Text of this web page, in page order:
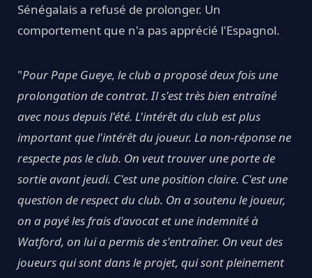
Sénégalais a refusé de prolonger. Un
comportement que n'a pas apprécié l'Espagnol.
"Pour Pape Gueye, le club a proposé deux fois une
prolongation de contrat. Il s'est très bien entraîné
avec nous depuis l'été. L'intérêt du club est plus
important que l'intérêt du joueur. La non-réponse ne
respecte pas le club. On veut trouver une porte de
sortie avant jeudi. C'est une position claire. C'est une
question de respect du club. On a soutenu le joueur,
on a payé les frais d'avocat et une indemnité à
Watford, on lui a permis de s'entraîner. On veut des
joueurs qui sont dans le projet, qui sont pleinement